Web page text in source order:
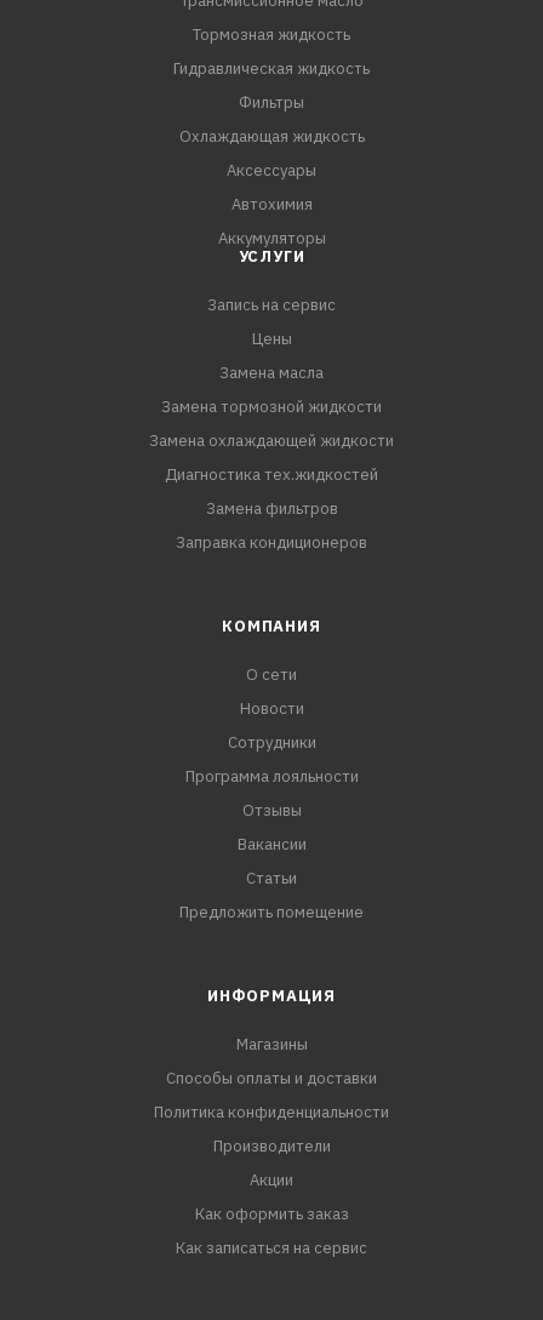
RAVENOL HLS SAE 5W-30 синтетическое легкотекучее
бензиновых и дизельных двигателей с и без
турбонаддува и прямым впрыском топлива.
Минимизирует трение, износ, позволяет экономить
«холодном» пуске. Удлиненные интервалы замены
согласно требованиям автопроизводителей.
Тормозная жидкость
Гидравлическая жидкость
Фильтры
Охлаждающая жидкость
Аксессуары
Автохимия
Аккумуляторы
УСЛУГИ
Запись на сервис
Цены
Замена масла
Замена тормозной жидкости
Замена охлаждающей жидкости
Диагностика тех.жидкостей
Замена фильтров
Заправка кондиционеров
КОМПАНИЯ
О сети
Новости
Сотрудники
Программа лояльности
Отзывы
Вакансии
Статьи
Предложить помещение
ИНФОРМАЦИЯ
Магазины
Способы оплаты и доставки
Политика конфиденциальности
Производители
Акции
Как оформить заказ
Как записаться на сервис